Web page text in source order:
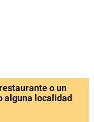
o un
alguna localidad